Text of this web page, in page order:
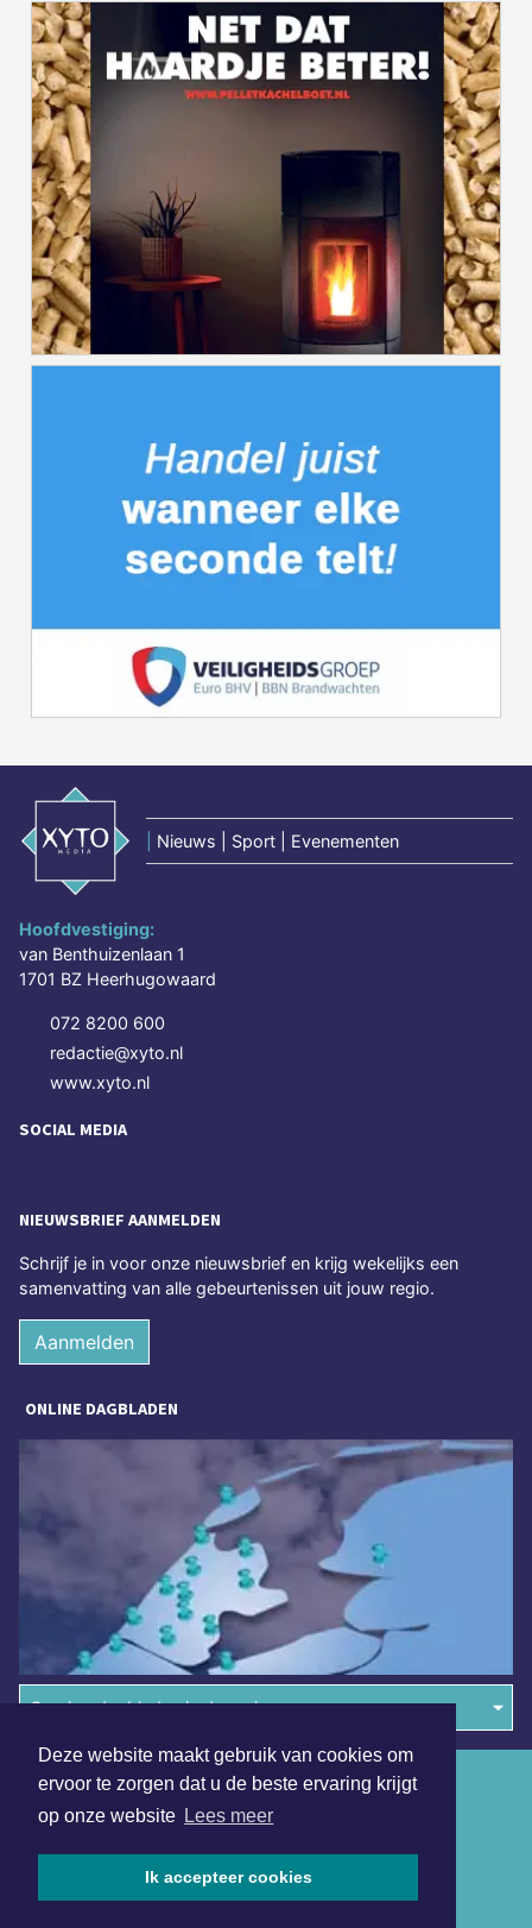
Deze website maakt gebruik van cookies om
ervoor te zorgen dat u de beste ervaring krijgt
op onze website Lees meer
Ik accepteer cookies
Nieuws | Sport | Evenementen
Hoofdvestiging:
van Benthuizenlaan 1
1701 BZ Heerhugowaard
072 8200 600
redactie@xyto.nl
www.xyto.nl
SOCIAL MEDIA
NIEUWSBRIEF AANMELDEN
Schrijf je in voor onze nieuwsbrief en krijg wekelijks een
samenvatting van alle gebeurtenissen uit jouw regio.
Aanmelden
ONLINE DAGBLADEN
Overige dagbladen in de regio
Algemene voorwaarden
Disclaimer